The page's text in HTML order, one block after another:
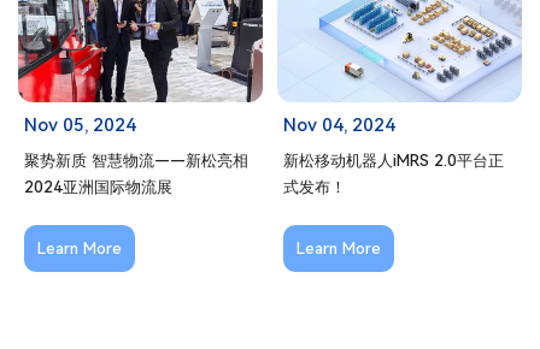
Nov 05, 2024
聚势新质 智慧物流——新松亮相
2024亚洲国际物流展
Learn More
Nov 04, 2024
新松移动机器人iMRS 2.0平台正
式发布！
Learn More